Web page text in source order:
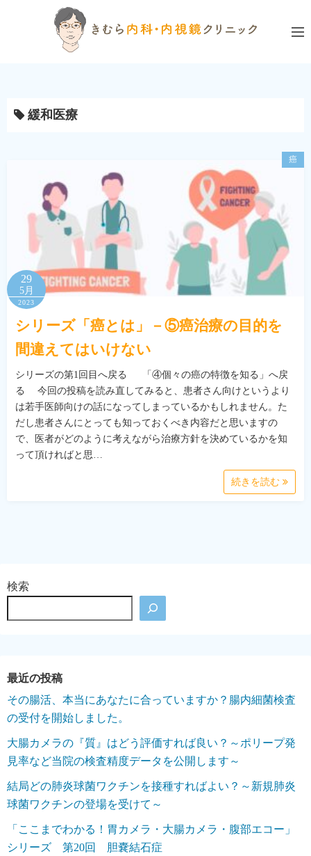
緩和医療
癌
29
5月
2023
シリーズ「癌とは」－⑤癌治療の目的を
間違えてはいけない
シリーズの第1回目へ戻る 「④個々の癌の特徴を知る」へ戻
る 今回の投稿を読み直してみると、患者さん向けというより
は若手医師向けの話になってしまっているかもしれません。た
だし患者さんにとっても知っておくべき内容だと思いますの
で、医者がどのように考えながら治療方針を決めているかを知
って頂ければと思…
続きを読む
検索
その腸活、本当にあなたに合っていますか？腸内細菌検査
の受付を開始しました。
大腸カメラの『質』はどう評価すれば良い？～ポリープ発
見率など当院の検査精度データを公開します～
結局どの肺炎球菌ワクチンを接種すればよい？～新規肺炎
球菌ワクチンの登場を受けて～
「ここまでわかる！胃カメラ・大腸カメラ・腹部エコー」
シリーズ 第20回 胆嚢結石症